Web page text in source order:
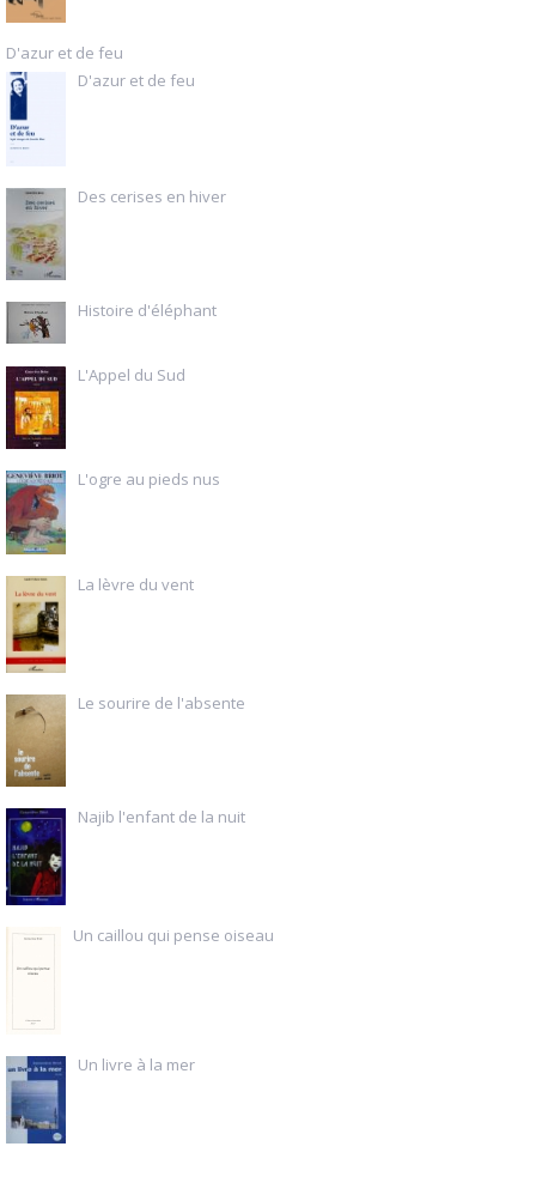
D'azur et de feu
D'azur et de feu
Des cerises en hiver
Histoire d'éléphant
L'Appel du Sud
L'ogre au pieds nus
La lèvre du vent
Le sourire de l'absente
Najib l'enfant de la nuit
Un caillou qui pense oiseau
Un livre à la mer